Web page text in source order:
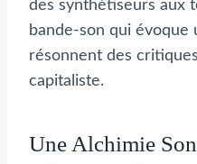
des synthétiseurs aux
bande-son qui
résonnent des
capitaliste.
Une Alchimie